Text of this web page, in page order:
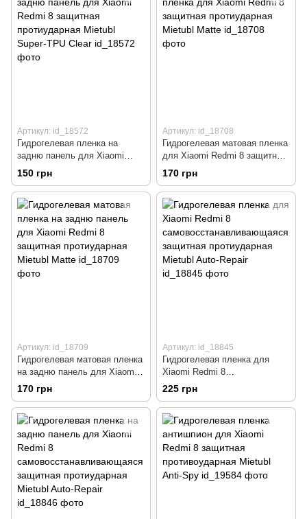
Артикул: id_18572
Гидрогелевая пленка на
задню панель для Xiaomi
Redmi 8 защитная
протиударная Mietubl Super-
TPU Clear
150 грн
Артикул: id_18708
Гидрогелевая матовая пленка
для Xiaomi Redmi 8 защитная
протиударная Mietubl Matte
170 грн
Артикул: id_18709
Гидрогелевая матовая пленка
на задню панель для Xiaomi
Redmi 8 защитная
протиударная Mietubl Matte
170 грн
Артикул: id_18845
Гидрогелевая пленка для
Xiaomi Redmi 8
самовосстанавливающаяся
защитная протиударная
Mietubl Auto-Repair
225 грн